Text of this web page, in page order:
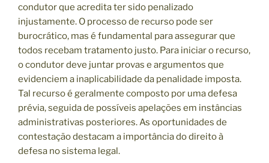
condutor que acredita ter sido penalizado
injustamente. O processo de recurso pode ser
burocrático, mas é fundamental para assegurar que
todos recebam tratamento justo. Para iniciar o recurso,
o condutor deve juntar provas e argumentos que
evidenciem a inaplicabilidade da penalidade imposta.
Tal recurso é geralmente composto por uma defesa
prévia, seguida de possíveis apelações em instâncias
administrativas posteriores. As oportunidades de
contestação destacam a importância do direito à
defesa no sistema legal.